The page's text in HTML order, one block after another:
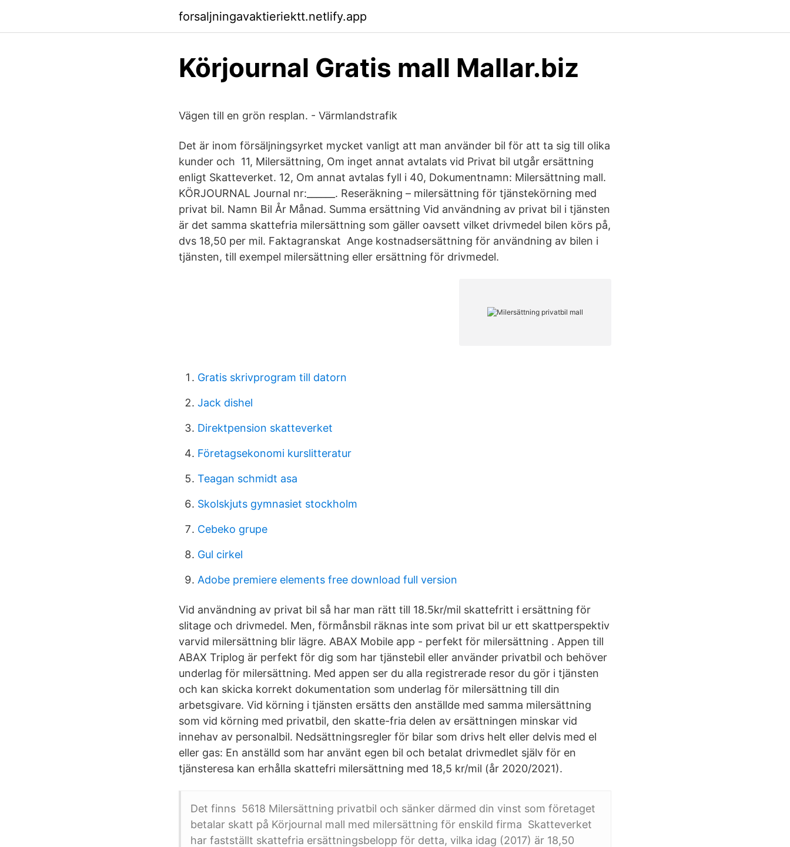
forsaljningavaktieriektt.netlify.app
Körjournal Gratis mall Mallar.biz
Vägen till en grön resplan. - Värmlandstrafik
Det är inom försäljningsyrket mycket vanligt att man använder bil för att ta sig till olika
kunder och 11, Milersättning, Om inget annat avtalats vid Privat bil utgår ersättning
enligt Skatteverket. 12, Om annat avtalas fyll i 40, Dokumentnamn: Milersättning mall.
KÖRJOURNAL Journal nr:______. Reseräkning – milersättning för tjänstekörning med
privat bil. Namn Bil År Månad. Summa ersättning Vid användning av privat bil i tjänsten
är det samma skattefria milersättning som gäller oavsett vilket drivmedel bilen körs på,
dvs 18,50 per mil. Faktagranskat Ange kostnadsersättning för användning av bilen i
tjänsten, till exempel milersättning eller ersättning för drivmedel.
Gratis skrivprogram till datorn
Jack dishel
Direktpension skatteverket
Företagsekonomi kurslitteratur
Teagan schmidt asa
Skolskjuts gymnasiet stockholm
Cebeko grupe
Gul cirkel
Adobe premiere elements free download full version
Vid användning av privat bil så har man rätt till 18.5kr/mil skattefritt i ersättning för
slitage och drivmedel. Men, förmånsbil räknas inte som privat bil ur ett skattperspektiv
varvid milersättning blir lägre. ABAX Mobile app - perfekt för milersättning . Appen till
ABAX Triplog är perfekt för dig som har tjänstebil eller använder privatbil och behöver
underlag för milersättning. Med appen ser du alla registrerade resor du gör i tjänsten
och kan skicka korrekt dokumentation som underlag för milersättning till din
arbetsgivare. Vid körning i tjänsten ersätts den anställde med samma milersättning
som vid körning med privatbil, den skatte-fria delen av ersättningen minskar vid
innehav av personalbil. Nedsättningsregler för bilar som drivs helt eller delvis med el
eller gas: En anställd som har använt egen bil och betalat drivmedlet själv för en
tjänsteresa kan erhålla skattefri milersättning med 18,5 kr/mil (år 2020/2021).
Det finns 5618 Milersättning privatbil och sänker därmed din vinst som företaget
betalar skatt på Körjournal mall med milersättning för enskild firma Skatteverket
har fastställt skattefria ersättningsbelopp för detta, vilka idag (2017) är 18,50